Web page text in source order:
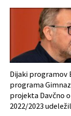
Dijaki programov
programa
projekta Davčno
2022/2023